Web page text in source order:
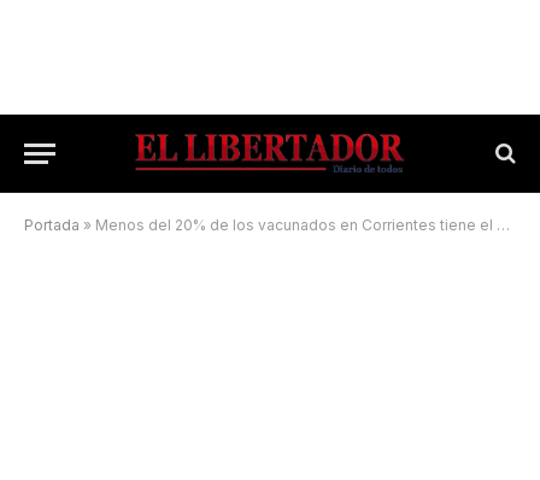
Portada » Menos del 20% de los vacunados en Corrientes tiene el segundo refuerzo